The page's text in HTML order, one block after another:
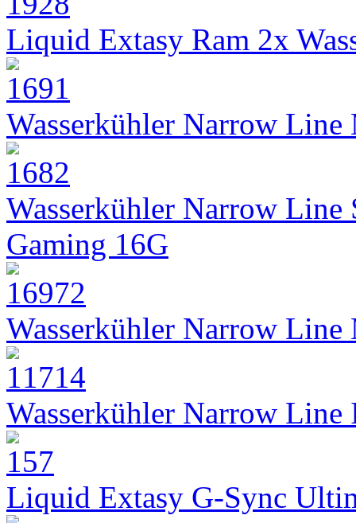
Liquid Extasy Ram 2x
Wasserkühler Narrow
Wasserkühler Narrow
Gaming 16G
Wasserkühler Narrow
Wasserkühler Narrow
Liquid Extasy G-Sync